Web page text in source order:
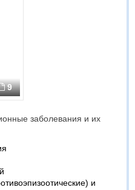
9
заболевания и их
и